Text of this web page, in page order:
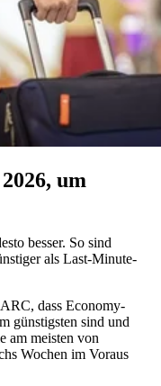
um
besser. So sind
als Last-Minute-
dass Economy-
günstigsten sind und
am meisten von
Wochen im Voraus